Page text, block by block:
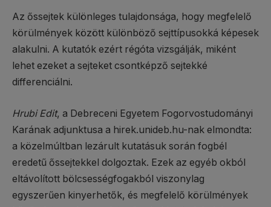
Az őssejtek különleges tulajdonsága, hogy megfelelő
körülmények között különböző sejttípusokká képesek
alakulni. A kutatók ezért régóta vizsgálják, miként
lehet ezeket a sejteket csontképző sejtekké
differenciálni.
Hrubi Edit, a Debreceni Egyetem Fogorvostudományi
Karának adjunktusa a hirek.unideb.hu-nak elmondta:
a közelmúltban lezárult kutatásuk során fogbél
eredetű őssejtekkel dolgoztak. Ezek az egyéb okból
eltávolított bölcsességfogakból viszonylag
egyszerűen kinyerhetők, és megfelelő körülmények